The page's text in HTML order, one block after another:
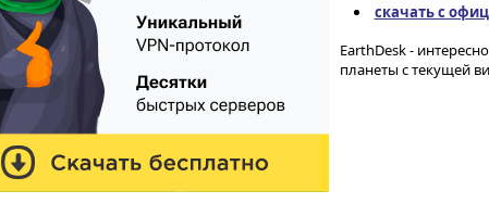
скачать с
EarthDesk -
планеты с текущей